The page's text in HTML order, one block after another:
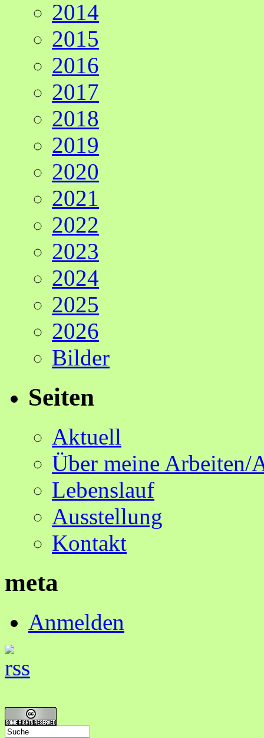
2014
2015
2016
2017
2018
2019
2020
2021
2022
2023
2024
2025
2026
Bilder
Seiten
Aktuell
Über meine Arbeiten/
Lebenslauf
Ausstellung
Kontakt
meta
Anmelden